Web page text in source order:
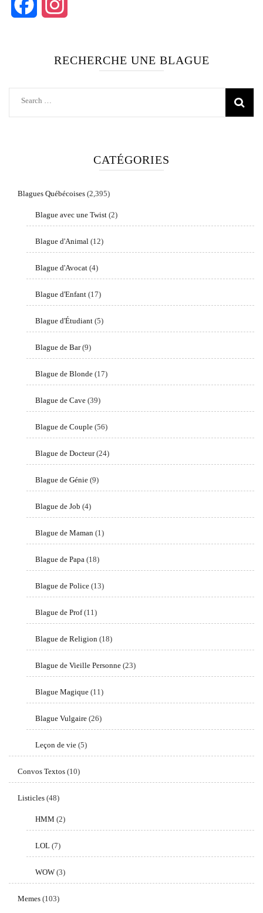
RECHERCHE UNE BLAGUE
Search
CATÉGORIES
Blagues Québécoises (2,395)
Blague avec une Twist (2)
Blague d'Animal (12)
Blague d'Avocat (4)
Blague d'Enfant (17)
Blague d'Étudiant (5)
Blague de Bar(9)
Blague de Blonde (17)
Blague de Cave (39)
Blague de Couple (56)
Blague de Docteur(24)
Blague de Génie (9)
Blague de Job (4)
Blague de Maman (1)
Blague de Papa (18)
Blague de Police (13)
Blague de Prof(11)
Blague de Religion (18)
Blague de Vieille Personne (23)
Blague Magique (11)
Blague Vulgaire (26)
Leçon de vie (5)
Convos Textos (10)
Listicles (48)
HMM (2)
LOL (7)
WOW (3)
Memes (103)